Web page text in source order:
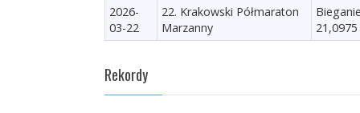
2026-
03-22
22. Krakowski Półmaraton
Marzanny
Rekordy